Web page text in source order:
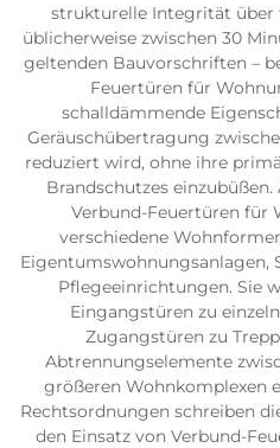
strukturelle Integrität über
üblicherweise zwischen 30
geltenden Bauvorschriften –
Feuertüren für
schalldämmende
Geräuschübertragung
reduziert wird, ohne ihre
Brandschutzes
Verbund-Feuertüren für
verschiedene
Eigentumswohnungsanlagen,
Pflegeeinrichtungen. Sie
Eingangstüren zu
Zugangstüren zu
Abtrennungselemente
größeren Wohnkomplexen
Rechtsordnungen schreiben
den Einsatz von Verbund-